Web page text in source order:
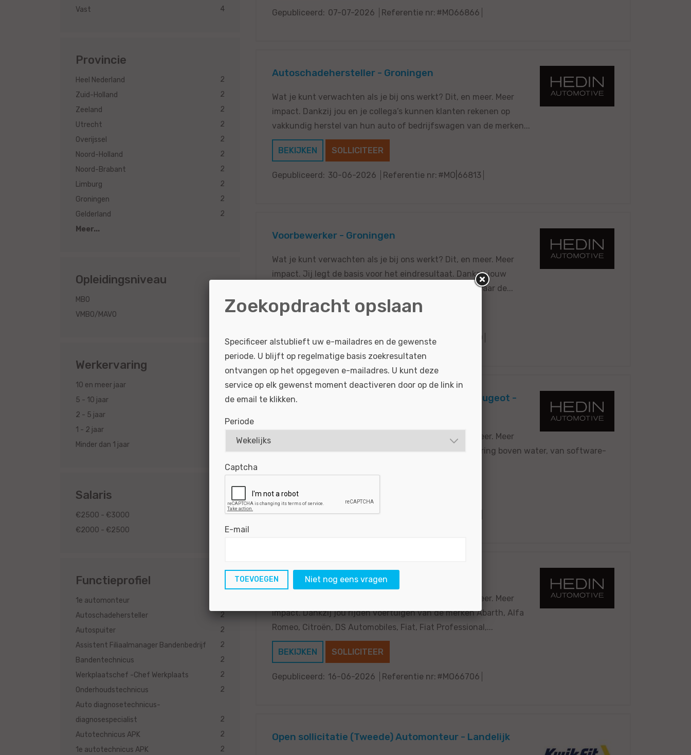
Gepubliceerd: 07-07-2026 Referentie nr: #MO66866
Autoschadehersteller - Groningen
Wat je kunt verwachten als je bij ons werkt? Dit, en meer. Meer
impact. Dankzij jou en je collega’s kunnen klanten rekenen op
vakkundig herstel van hun auto of bedrijfswagen van de merken...
BEKIJKEN SOLLICITEER
Gepubliceerd: 30-06-2026 Referentie nr: #MO|66813
Voorbewerker - Groningen
Wat je kunt verwachten als je bij ons werkt? Dit, en meer. Meer
impact. Jij legt de basis voor het eindresultaat. Dankzij jouw
vakwerk gaat elke auto strak, glad en spuitklaar door naar de...
BEKIJKEN SOLLICITEER
Gepubliceerd: 23-06-2026 Referentie nr: #MO|66760
Technisch Specialist Citroën, Fiat, Opel en Peugeot -
Wat je kunt verwachten als je bij ons werkt? Dit, en meer. Meer
impact. Dankzij jou komt zelfs de meest complexe storing boven water, van software-
BEKIJKEN
Gepubliceerd:16-06-2026
Autospuiter - Groningen
Wat je kunt verwachten als je bij ons werkt? Dit, en meer. Meer
impact. Dankzij jou rijden voertuigen van de merken Abarth, Alfa
Romeo, Citroën, DS Automobiles, Fiat, Fiat Professional,...
BEKIJKEN SOLLICITEER
Gepubliceerd: 16-06-2026 Referentie nr: #MO66706
Open sollicitatie (Tweede) Automonteur - Landelijk
Vast 4
Provincie
Heel Nederland
2
Zuid-Holland
2
Zeeland
2
Utrecht
2
Overijssel
2
Noord-Holland
2
Noord-Brabant
2
Limburg
2
Groningen
2
Gelderland
2
Meer...
Opleidingsniveau
MBO
VMBO/MAVO
Werkervaring
10 en meer jaar
5 - 10 jaar
2 - 5 jaar
1 - 2 jaar
Minder dan 1 jaar
Salaris
€2500 - €3000
€2000 - €2500
Functieprofiel
1e automonteur
Autoschadehersteller
2
Autospuiter
2
Assistent Filiaalmanager Bandenbedrijf
2
Bandentechnicus
2
Werkplaatschef -Chef Werkplaats
2
Onderhoudstechnicus
2
Auto diagnosetechnicus-
diagnosespecialist
2
Autotechnicus APK
2
1e autotechnicus APK
2
Zoekopdracht opslaan
Specificeer alstublieft uw e-mailadres en de gewenste
periode. U blijft op regelmatige basis zoekresultaten
ontvangen op het opgegeven e-mailadres. U kunt deze
service op elk gewenst moment deactiveren door op de link in
de email te klikken.
Periode
Captcha
E-mail
Niet nog eens vragen